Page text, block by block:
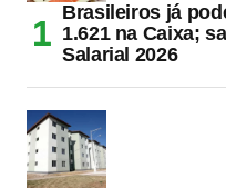
Brasileiros já
1.621 na Caixa;
Salarial 2026